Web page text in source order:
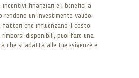
incentivi finanziari e i benefici a
rendono un investimento valido.
i fattori che influenzano il costo
rimborsi disponibili, puoi fare una
che si adatta alle tue esigenze e